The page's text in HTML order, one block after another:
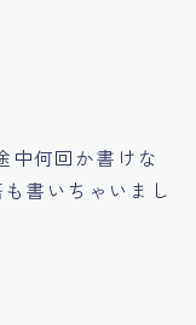
中何回か書けな
書いちゃいまし